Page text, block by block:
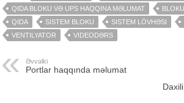
QIDA BLOKU VƏ UPS HAQQINA MƏLUMAT
BLOKU
QIDA
SISTEM BLOKU SISTEM LÖVHƏSI
VENTILYATOR
VIDEODƏRS
Əvvəlki
Portlar haqqında məlumat